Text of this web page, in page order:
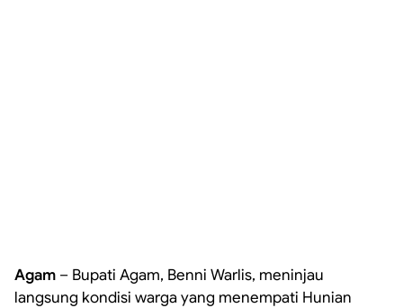
Agam – Bupati Agam, Benni Warlis, meninjau
langsung kondisi warga yang menempati Hunian